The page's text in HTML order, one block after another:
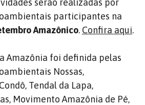
serão realizadas por
participantes na
Amazônico. Confira aqui.
Amazônia foi definida pelas
Nossas,
Tendal da Lapa,
Movimento Amazônia de Pé,